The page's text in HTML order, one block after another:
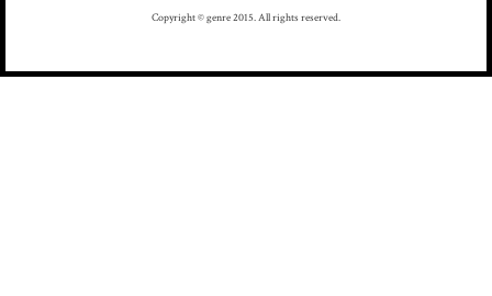
Copyright © genre 2015. All rights reserved.